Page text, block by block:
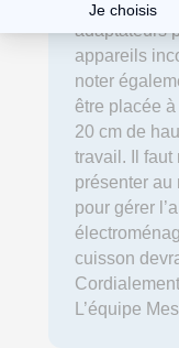
avec la
adaptateurs
appareils
noter
être placée à
20 cm de
travail. Il faut
présenter au
pour gérer
cuisson
L’équipe